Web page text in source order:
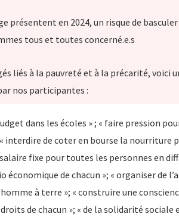
présentent en 2024, un risque de
tous et toutes concerné.e.s
liés à la pauvreté et à la précarité, voici
nos participantes :
dans les écoles » ; « faire pression
interdire de coter en bourse la nourriture
fixe pour toutes les personnes en
de chacun »; « organiser de
à terre »; « construire une
de chacun »; « de la solidarité sociale